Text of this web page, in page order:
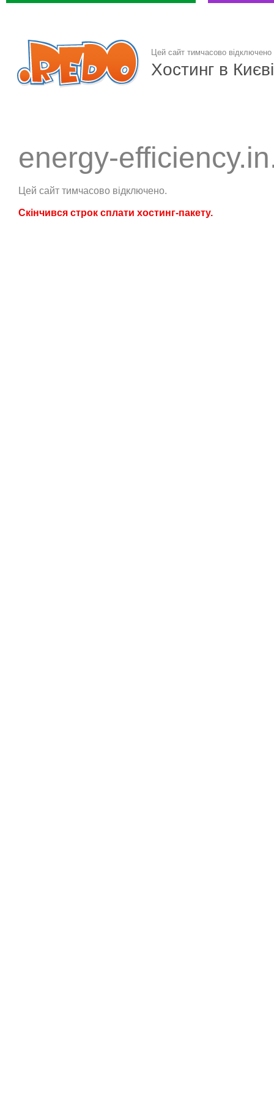
Цей сайт тимчасово відключено
Хостинг в Києві
energy-
Цей сайт тимчасово відключено.
Скінчився строк сплати хостинг-пакету.